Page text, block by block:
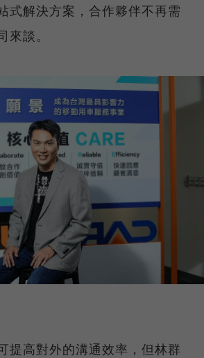
式解決方案，合作夥伴不再需
來談。
提高對外的溝通效率，但林群